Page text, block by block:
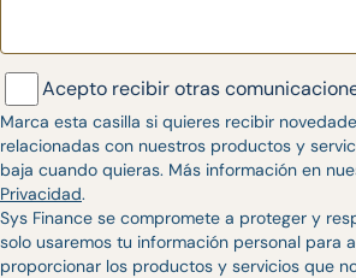
Acepto recibir otras
Marca esta casilla si quieres recibir
relacionadas con nuestros productos y
baja cuando quieras. Más información en
Privacidad.
Sys Finance se compromete a proteger y
solo usaremos tu información personal para
proporcionar los productos y servicios que